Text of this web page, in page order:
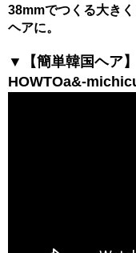
38mmでつくる大き
ヘアに。
▼【簡単韓国ヘア
HOWTOa&-